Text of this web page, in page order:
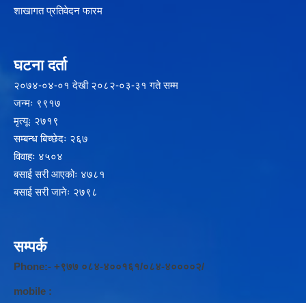
शाखागत प्रतिवेदन फारम
घटना दर्ता
२‍०७४-०४-०१ देखी २०८२-०३-३१ गते सम्म
जन्मः ९९१७
मृत्यूः २७१९
सम्बन्ध बिच्छेदः २६७
विवाहः ४५०४
बसाई सरी आएकोः ४७८१
बसाई सरी जानेः २७९८
सम्पर्क
Phone:- +९७७ ०८४-४००१६१/०८४-४००००२/
mobile :